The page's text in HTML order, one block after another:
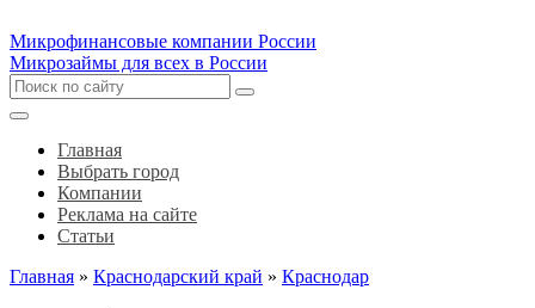
Микрофинансовые компании России
Микрозаймы для всех в России
Главная
Выбрать город
Компании
Реклама на сайте
Статьи
Главная » Краснодарский край » Краснодар